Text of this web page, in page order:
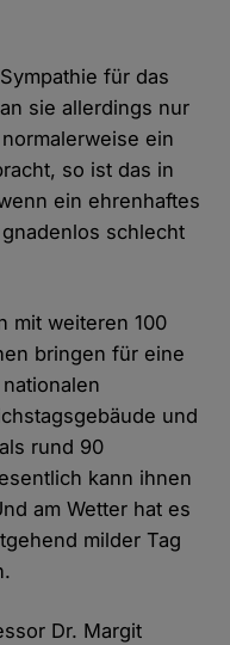
für das
sie allerdings nur
ein
so ist das in
ein ehrenhaftes
schlecht
mit weiteren 100
bringen für eine
und
rund 90
kann ihnen
am Wetter hat es
milder Tag
Dr. Margit